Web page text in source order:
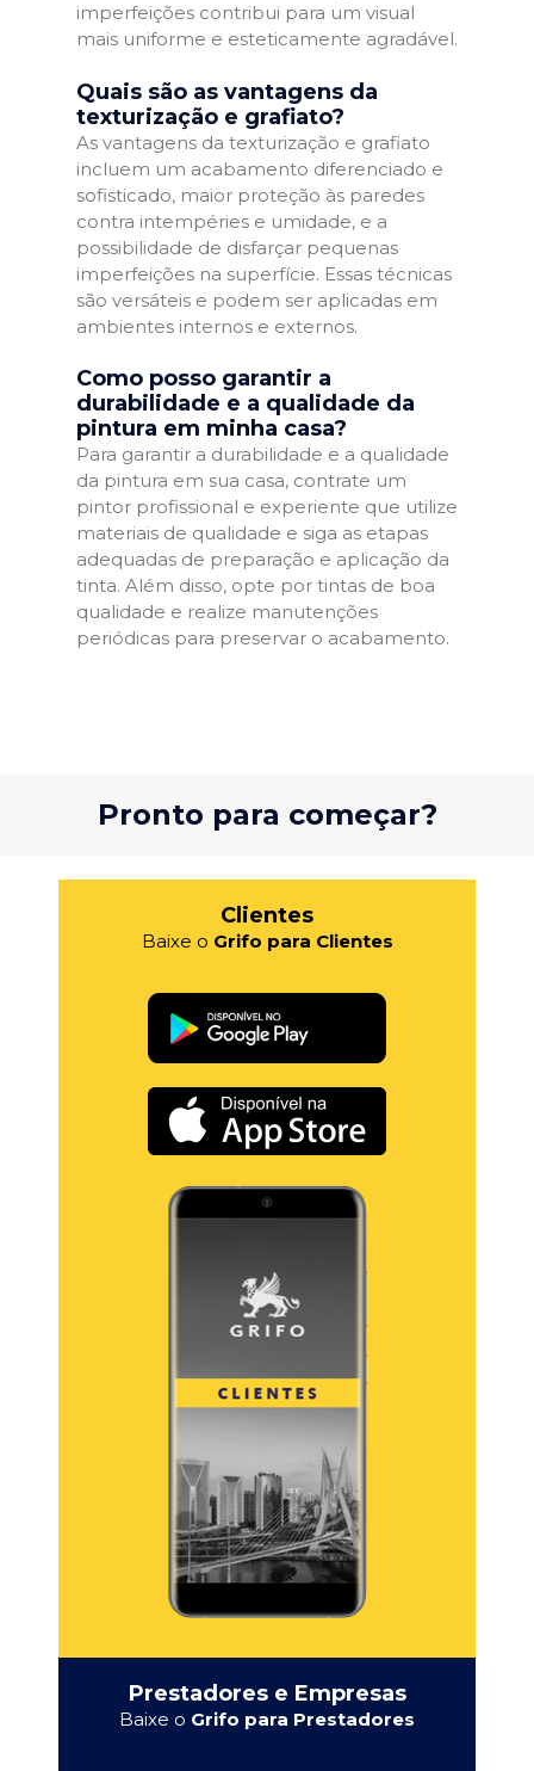
imperfeições contribui para um visual
mais uniforme e esteticamente agradável.
Quais são as vantagens da
texturização e grafiato?
As vantagens da texturização e grafiato
incluem um acabamento diferenciado e
sofisticado, maior proteção às paredes
contra intempéries e umidade, e a
possibilidade de disfarçar pequenas
imperfeições na superfície. Essas técnicas
são versáteis e podem ser aplicadas em
ambientes internos e externos.
Como posso garantir a
durabilidade e a qualidade da
pintura em minha casa?
Para garantir a durabilidade e a qualidade
da pintura em sua casa, contrate um
pintor profissional e experiente que utilize
materiais de qualidade e siga as etapas
adequadas de preparação e aplicação da
tinta. Além disso, opte por tintas de boa
qualidade e realize manutenções
periódicas para preservar o acabamento.
Pronto para começar?
Clientes
Baixe o Grifo para Clientes
Prestadores e Empresas
Baixe o Grifo para Prestadores